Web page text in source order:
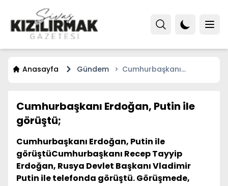
Anasayfa Gündem
Cumhurbaşkanı
Cumhurbaşkanı Erdoğan, Putin ile
görüştü;
Cumhurbaşkanı Erdoğan, Putin ile
görüştüCumhurbaşkanı Recep Tayyip
Erdoğan, Rusya Devlet Başkanı Vladimir
Putin ile telefonda görüştü. Görüşmede,